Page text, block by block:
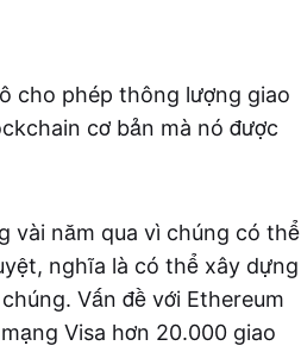
cho phép thông lượng giao
cơ bản mà nó được
vài năm qua vì chúng có thể
nghĩa là có thể xây dựng
Vấn đề với Ethereum
Visa hơn 20.000 giao